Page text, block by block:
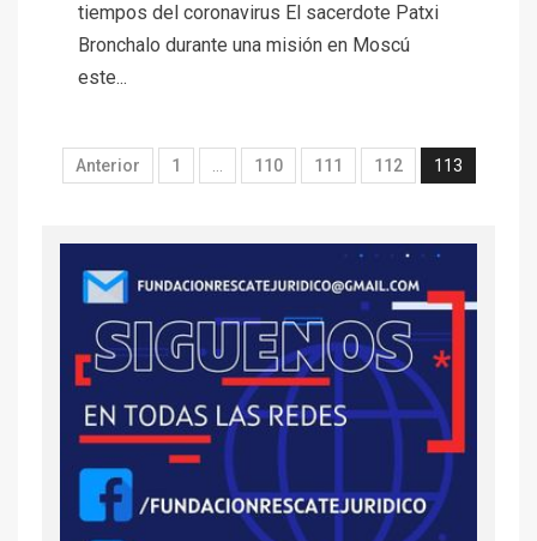
tiempos del coronavirus El sacerdote Patxi
Bronchalo durante una misión en Moscú
este...
Anterior 1 … 110 111 112 113